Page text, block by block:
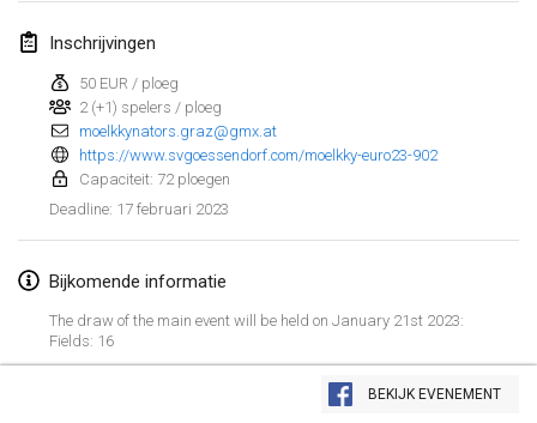
Weergave lijst
Inschrijvingen
50 EUR / ploeg
2 (+1) spelers / ploeg
moelkkynators.graz@gmx.at
https://www.svgoessendorf.com/moelkky-euro23-902
Capaciteit: 72 ploegen
Deadline: 17 februari 2023
Bijkomende informatie
The draw of the main event will be held on January 21st 2023:
Fields: 16
BEKIJK EVENEMENT
Open Grégorien
4 feb. 2023
SingeliDuppeli
4 feb. 2023 Finland
SM HalliMölkky - Finnish Championship
11 feb. 2023|Finland
18 feb. 2023|Frankrijk
Faschings-Mölkky